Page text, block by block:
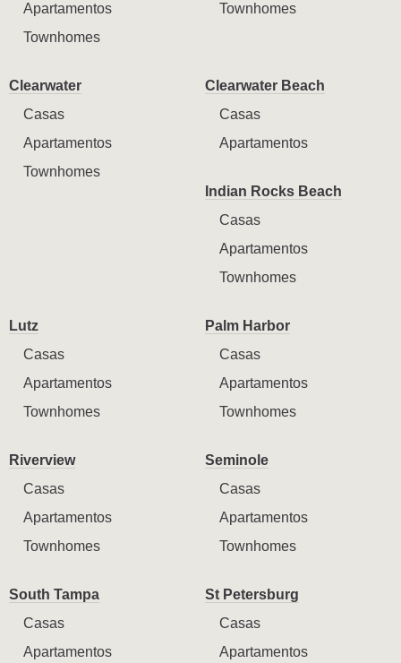
Apartamentos
Townhomes
Townhomes
Clearwater
Casas
Apartamentos
Townhomes
Clearwater Beach
Casas
Apartamentos
Indian Rocks Beach
Casas
Apartamentos
Townhomes
Lutz
Casas
Apartamentos
Townhomes
Palm Harbor
Casas
Apartamentos
Townhomes
Riverview
Casas
Apartamentos
Townhomes
Seminole
Casas
Apartamentos
Townhomes
South Tampa
Casas
Apartamentos
St Petersburg
Casas
Apartamentos